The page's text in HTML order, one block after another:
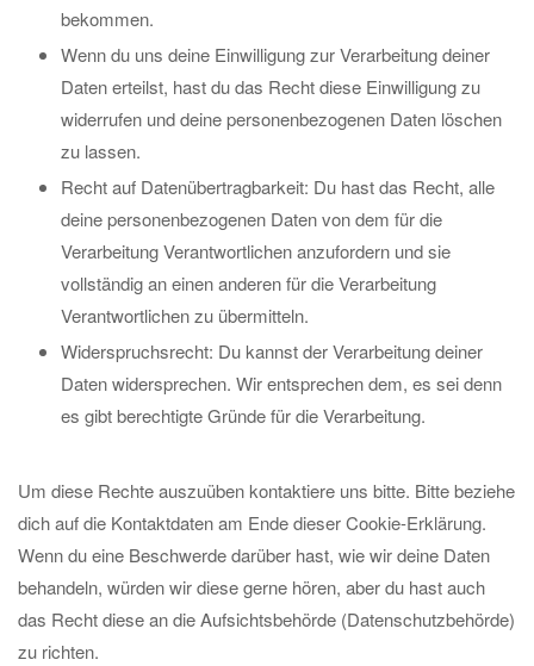
bekommen.
Wenn du uns deine Einwilligung zur Verarbeitung deiner
Daten erteilst, hast du das Recht diese Einwilligung zu
widerrufen und deine personenbezogenen Daten löschen
zu lassen.
Recht auf Datenübertragbarkeit: Du hast das Recht, alle
deine personenbezogenen Daten von dem für die
Verarbeitung Verantwortlichen anzufordern und sie
vollständig an einen anderen für die Verarbeitung
Verantwortlichen zu übermitteln.
Widerspruchsrecht: Du kannst der Verarbeitung deiner
Daten widersprechen. Wir entsprechen dem, es sei denn
es gibt berechtigte Gründe für die Verarbeitung.
Um diese Rechte auszuüben kontaktiere uns bitte. Bitte beziehe
dich auf die Kontaktdaten am Ende dieser Cookie-Erklärung.
Wenn du eine Beschwerde darüber hast, wie wir deine Daten
behandeln, würden wir diese gerne hören, aber du hast auch
das Recht diese an die Aufsichtsbehörde (Datenschutzbehörde)
zu richten.